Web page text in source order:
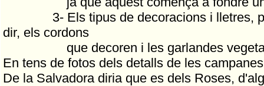
3- Els tipus de decoracions i lletres, per
dir, els cordons
que decoren i les garlandes
En tens de fotos dels detalls de les
De la Salvadora diria que es dels Roses,